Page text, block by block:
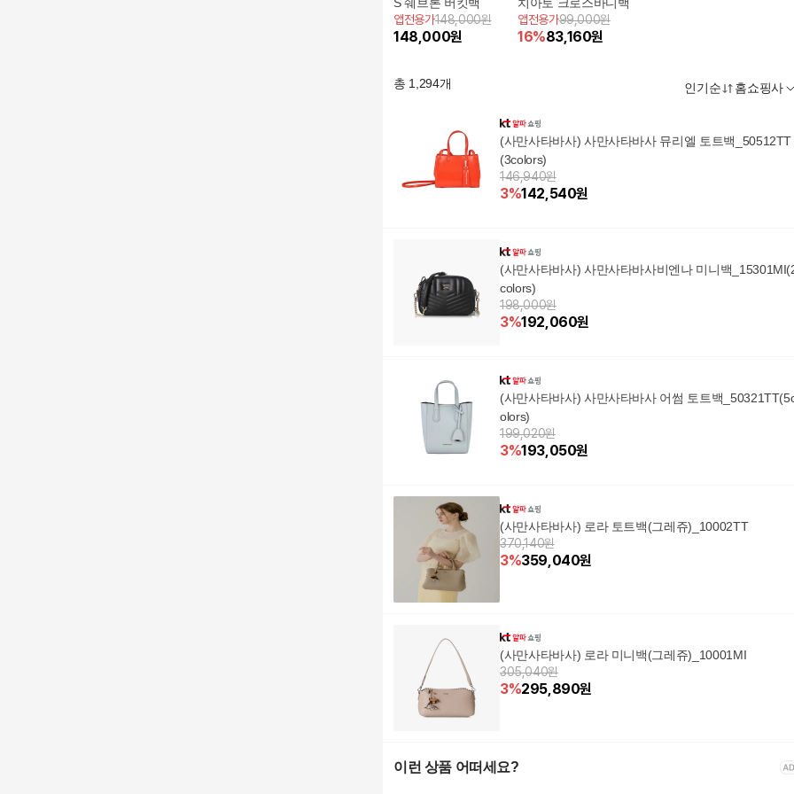
앱전용가148,000원
148,000원
앱전용가99,000원
16%83,160원
총 1,294개 인기순 홈쇼핑사
(사만사타바사) 사만사타바사 뮤리엘 토트백_50512TT
(3colors)
146,940원
3%142,540원
(사만사타바사) 사만사타바사비엔나 미니백
colors)
198,000원
3%192,060원
(사만사타바사) 사만사타바사 어썸 토트백
olors)
199,020원
3%193,050원
(사만사타바사) 로라 토트백(그레쥬)_10002TT
370,140원
3%359,040원
(사만사타바사) 로라 미니백(그레쥬)_10001MI
305,040원
3%295,890원
이런 상품 어떠세요?